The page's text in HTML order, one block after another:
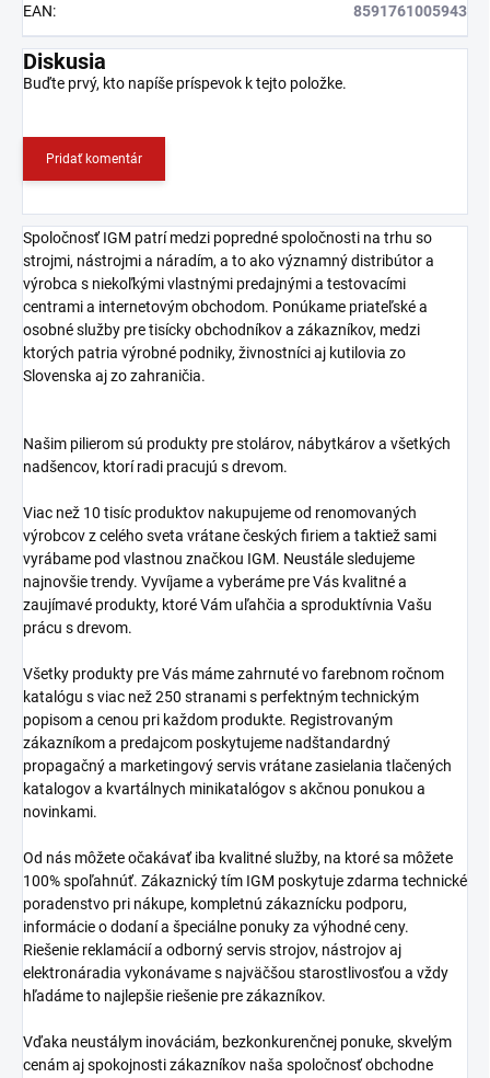
EAN: 8591761005943
Diskusia
Buďte prvý, kto napíše príspevok k tejto položke.
Pridať komentár
Spoločnosť IGM patrí medzi popredné spoločnosti na trhu so
strojmi, nástrojmi a náradím, a to ako významný distribútor a
výrobca s niekoľkými vlastnými predajnými a testovacími
centrami a internetovým obchodom. Ponúkame priateľské a
osobné služby pre tisícky obchodníkov a zákazníkov, medzi
ktorých patria výrobné podniky, živnostníci aj kutilovia zo
Slovenska aj zo zahraničia.
Našim pilierom sú produkty pre stolárov, nábytkárov a všetkých
nadšencov, ktorí radi pracujú s drevom.
Viac než 10 tisíc produktov nakupujeme od renomovaných
výrobcov z celého sveta vrátane českých firiem a taktiež sami
vyrábame pod vlastnou značkou IGM. Neustále sledujeme
najnovšie trendy. Vyvíjame a vyberáme pre Vás kvalitné a
zaujímavé produkty, ktoré Vám uľahčia a sproduktívnia Vašu
prácu s drevom.
Všetky produkty pre Vás máme zahrnuté vo farebnom ročnom
katalógu s viac než 250 stranami s perfektným technickým
popisom a cenou pri každom produkte. Registrovaným
zákazníkom a predajcom poskytujeme nadštandardný
propagačný a marketingový servis vrátane zasielania tlačených
katalogov a kvartálnych minikatalógov s akčnou ponukou a
novinkami.
Od nás môžete očakávať iba kvalitné služby, na ktoré sa môžete
100% spoľahnúť. Zákaznický tím IGM poskytuje zdarma technické
poradenstvo pri nákupe, kompletnú zákaznícku podporu,
informácie o dodaní a špeciálne ponuky za výhodné ceny.
Riešenie reklamácií a odborný servis strojov, nástrojov aj
elektronáradia vykonávame s najväčšou starostlivosťou a vždy
hľadáme to najlepšie riešenie pre zákazníkov.
Vďaka neustálym inováciám, bezkonkurenčnej ponuke, skvelým
cenám aj spokojnosti zákazníkov naša spoločnosť obchodne